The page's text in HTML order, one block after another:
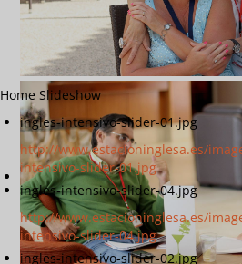
Home Slideshow
ingles-intensivo-slider-01.jpg
http://www.estacioninglesa.es/
intensivo-slider-01.jpg
ingles-intensivo-slider-04.jpg
http://www.estacioninglesa.es/
intensivo-slider-04.jpg
ingles-intensivo-slider-02.jpg